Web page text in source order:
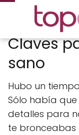
Claves
sano
Hubo un
Sólo había
detalles para
te bronceabas